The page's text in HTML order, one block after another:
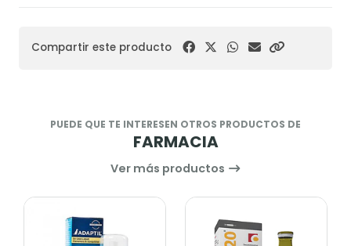
Compartir este producto
PUEDE QUE TE INTERESEN OTROS PRODUCTOS DE
FARMACIA
Ver más productos